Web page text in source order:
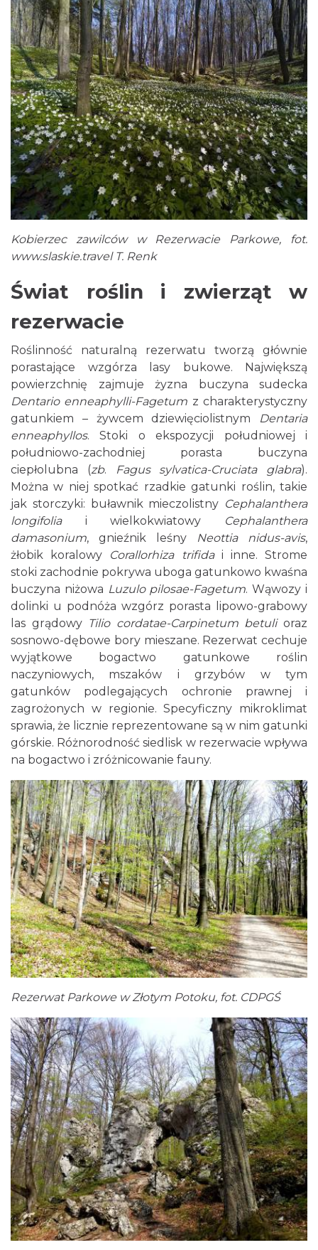
Kobierzec zawilców w Rezerwacie Parkowe, fot.
www.slaskie.travelT. Renk
Świat roślin i zwierząt w
rezerwacie
Roślinność naturalną rezerwatu tworzą głównie
porastające wzgórza lasy bukowe. Największą
powierzchnię zajmuje żyzna buczyna sudecka
Dentario enneaphylli-Fagetum z charakterystyczny
gatunkiem – żywcem dziewięciolistnym
Dentaria
enneaphyllos. Stoki o ekspozycji południowej i
południowo-zachodniej porasta buczyna
ciepłolubna (zb. Fagus sylvatica-Cruciata glabra).
Można w niej spotkać rzadkie gatunki roślin, takie
jak storczyki: buławnik mieczolistny Cephalanthera
longifoliai wielkokwiatowy
Cephalanthera
damasonium, gnieźnik leśny Neottia nidus-avis,
żłobik koralowy Corallorhiza trifidai inne. Strome
stoki zachodnie pokrywa uboga gatunkowo kwaśna
buczyna niżowa Luzulo pilosae-Fagetum. Wąwozy i
dolinki u podnóża wzgórz porasta lipowo-grabowy
las grądowy Tilio cordatae-Carpinetum betulioraz
sosnowo-dębowe bory mieszane. Rezerwat cechuje
wyjątkowe bogactwo gatunkowe roślin
naczyniowych, mszaków i grzybów w tym
gatunków podlegających ochronie prawnej i
zagrożonych w regionie. Specyficzny mikroklimat
sprawia, że licznie reprezentowane są w nim gatunki
górskie. Różnorodność siedlisk w rezerwacie wpływa
na bogactwo i zróżnicowanie fauny.
Rezerwat Parkowe w Złotym Potoku, fot. CDPGŚ